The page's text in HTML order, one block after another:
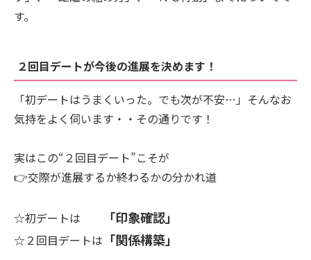
す。
２回目デートが今後の進展を決めます！
「初デートはうまくいった。でも次が不安…」そんなお
気持をよく伺います・・その通りです！
実はこの“２回目デート”こそが
👉交際が進展するか終わるかの分かれ道
☆初デートは 「印象確認」
☆２回目デートは 「関係構築」